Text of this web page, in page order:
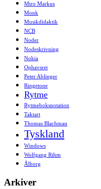
Miro Markus
Monk
Musikdidaktik
NCB
Noder
Nodeskrivning
Nokia
Ophavsret
Peter Ablinger
Ringetone
Rytme
Rytmeboksnotation
Taktart
Thomas Blachman
Tyskland
Windows
Wolfgang Rihm
Ålborg
Arkiver